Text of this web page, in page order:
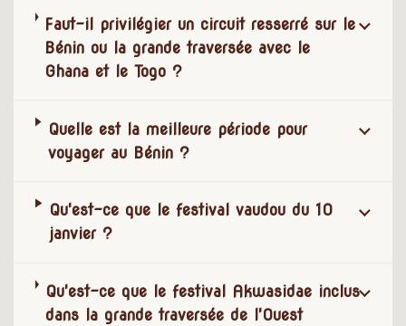
Faut-il privilégier un circuit resserré sur le
Bénin ou la grande traversée avec le
Ghana et le Togo ?
Quelle est la meilleure période pour
voyager au Bénin ?
Qu'est-ce que le festival vaudou du 10
janvier ?
Qu'est-ce que le festival Akwasidae inclus
dans la grande traversée de l'Ouest